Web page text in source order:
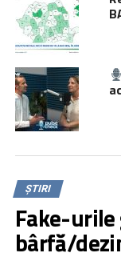
ȘTIRI
Fake-
bârfă/